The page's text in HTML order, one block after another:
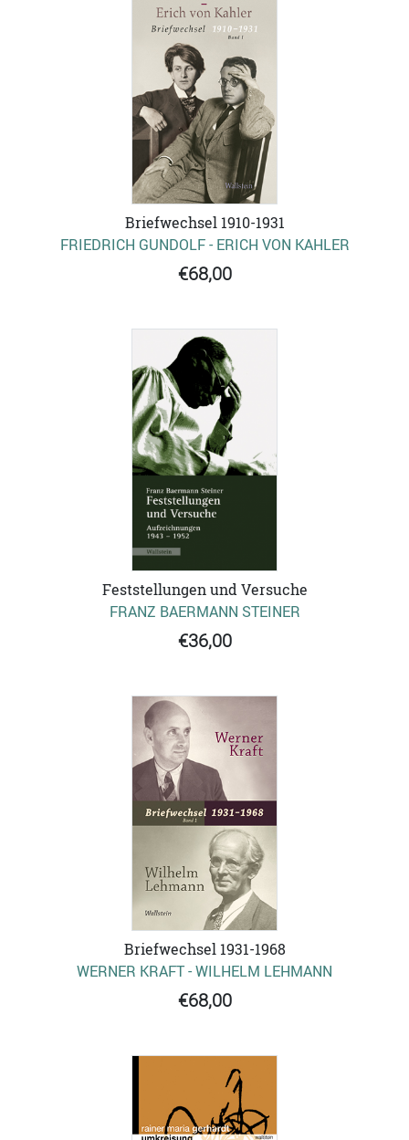
Briefwechsel 1910-1931
FRIEDRICH GUNDOLF - ERICH VON KAHLER
€68,00
Feststellungen und Versuche
FRANZ BAERMANN STEINER
€36,00
Briefwechsel 1931-1968
WERNER KRAFT - WILHELM LEHMANN
€68,00